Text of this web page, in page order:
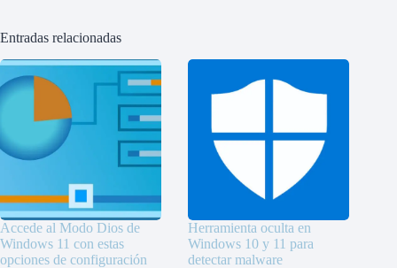
Entradas relacionadas
Accede al Modo Dios de
Windows 11 con estas
opciones de configuración
Herramienta oculta en
Windows 10 y 11 para
detectar malware